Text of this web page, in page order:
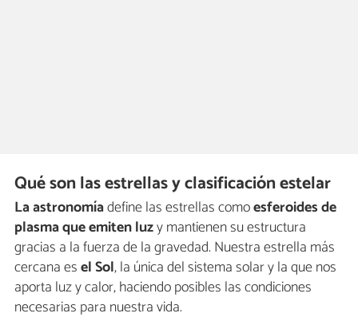
Qué son las estrellas y clasificación estelar
La astronomíadefine las estrellas comoesferoides de
plasma que emiten luzy mantienen su estructura
gracias a la fuerza de la gravedad. Nuestra estrella más
cercana esel Sol, la única del sistema solar y la que nos
aporta luz y calor, haciendo posibles las condiciones
necesarias para nuestra vida.